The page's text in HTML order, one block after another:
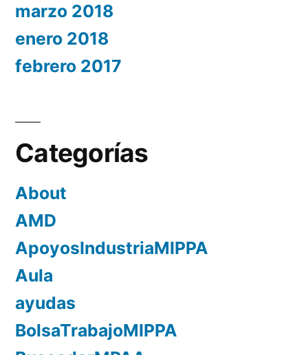
marzo 2018
enero 2018
febrero 2017
Categorías
About
AMD
ApoyosIndustriaMIPPA
Aula
ayudas
BolsaTrabajoMIPPA